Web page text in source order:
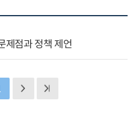
제점과 정책 제언